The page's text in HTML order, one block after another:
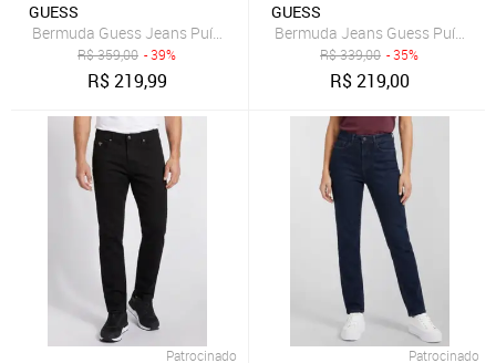
GUESS
Bermuda Guess Jeans Puídos Azul
R$359,00 - 39%
R$219,99
GUESS
Bermuda Jeans Guess Puídos
R$339,00 - 35%
R$219,00
Patrocinado Patrocinado